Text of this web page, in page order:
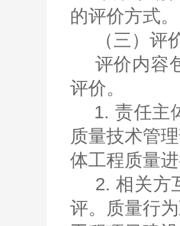
的评价方式。
（三）评
评价内容
评价。
1. 责任主
质量技术管
体工程质量
2. 相关方
评。质量行